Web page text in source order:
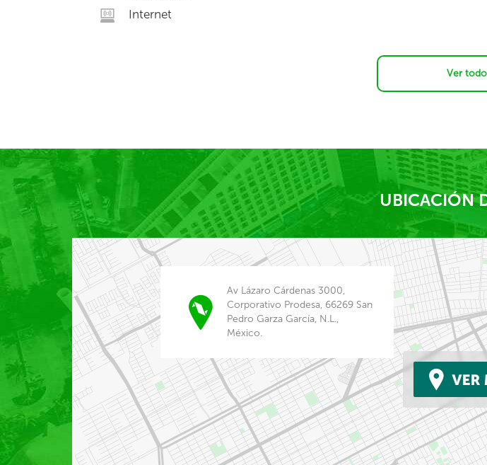
Internet
Ver
UBICACIÓN
Av Lázaro Cárdenas 3000,
Corporativo Prodesa, 66269 San
Pedro Garza García, N.L.,
México.